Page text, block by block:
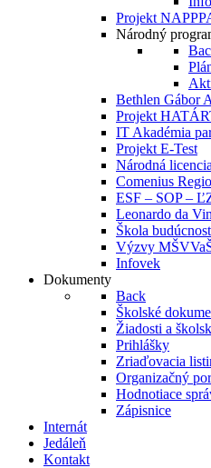
Projekt
Národný
Bethlen Gábor
Projekt
IT Akadémia
Projekt E-Test
Národná
Comenius Regio
ESF – SOP –
Leonardo da
Škola
Výzvy
Infovek
Dokumenty
Back
Školské
Žiadosti a
Prihlášky
Zriaďovacia
Organizačný
Hodnotiace
Zápisnice
Internát
Jedáleň
Kontakt